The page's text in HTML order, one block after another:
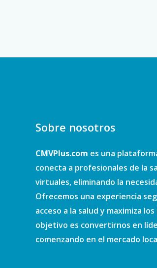
Sobre nosotros
CMVPlus.com es una
conecta a profesionales de la
virtuales, eliminando la
Ofrecemos una experiencia
acceso a la salud y maximiza
objetivo es convertirnos en
comenzando en el mercado